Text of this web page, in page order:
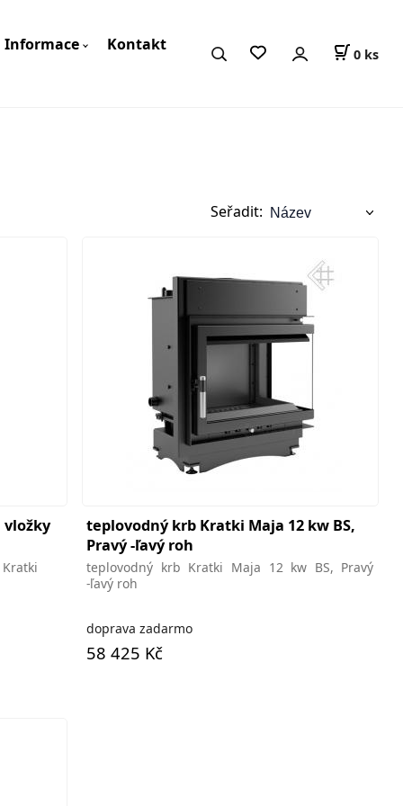
Informace Kontakt 0 ks
Seřadit:
vložky
teplovodný krb Kratki Maja 12 kw BS,
Pravý -ľavý roh
teplovodný krb Kratki Maja 12 kw BS, Pravý
-ľavý roh
doprava zadarmo
58 425 Kč